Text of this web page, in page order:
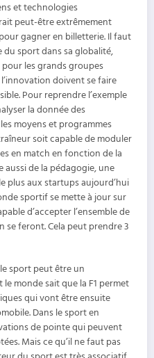
et technologies
peut-être extrêmement
gagner en billetterie. Il faut
du sport dans sa globalité,
les grands groupes
doivent se faire
Pour reprendre l’exemple
la donnée des
moyens et programmes
soit capable de moduler
en match en fonction de la
aussi de la pédagogie, une
plus aux startups aujourd’hui
sportif se mette à jour sur
d’accepter l’ensemble de
feront. Cela peut prendre 3
sport peut être un
monde sait que la F1 permet
qui vont être ensuite
Dans le sport en
de pointe qui peuvent
Mais ce qu’il ne faut pas